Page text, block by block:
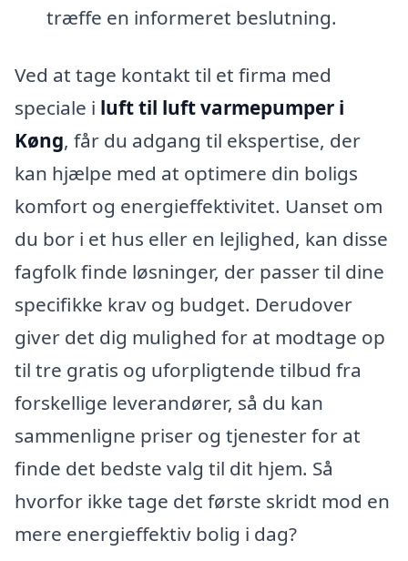
træffe en informeret beslutning.
Ved at tage kontakt til et firma med
speciale i luft til luft varmepumper i
Køng, får du adgang til ekspertise, der
kan hjælpe med at optimere din boligs
komfort og energieffektivitet. Uanset om
du bor i et hus eller en lejlighed, kan disse
fagfolk finde løsninger, der passer til dine
specifikke krav og budget. Derudover
giver det dig mulighed for at modtage op
til tre gratis og uforpligtende tilbud fra
forskellige leverandører, så du kan
sammenligne priser og tjenester for at
finde det bedste valg til dit hjem. Så
hvorfor ikke tage det første skridt mod en
mere energieffektiv bolig i dag?